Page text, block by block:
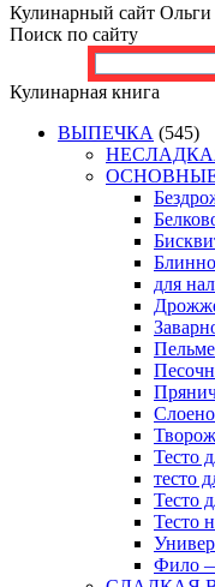
Кулинарный сайт
Поиск по сайту
Кулинарная книга
ВЫПЕЧКА (545)
для
Тесто
тесто
Тесто
Тесто
Фило